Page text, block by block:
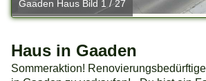
Gaaden Haus Bild 1 / 27
Haus in Gaaden
Sommeraktion!